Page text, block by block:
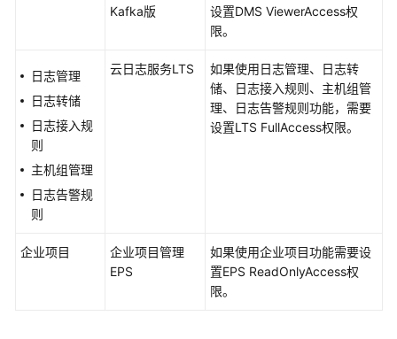
Kafka版
设置DMS ViewerAccess权
限。
日志管理
日志转储
日志接入规
则
主机组管理
日志告警规
则
云日志服务LTS
如果使用日志管理、日志转
储、日志接入规则、主机组管
理、日志告警规则功能，需要
设置LTS FullAccess权限。
企业项目
企业项目管理
EPS
如果使用企业项目功能需要设
置EPS ReadOnlyAccess权
限。